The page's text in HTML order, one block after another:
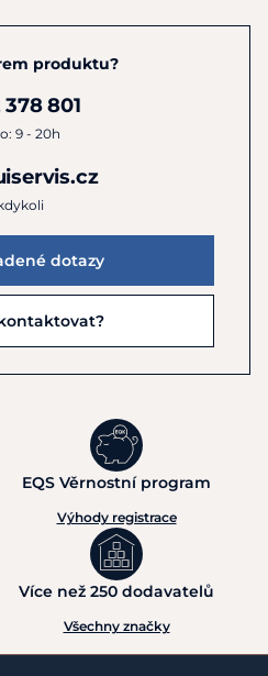
produktu?
801
9 - 20h
dotazy
EQS Věrnostní program
Výhody registrace
Více než 250 dodavatelů
Všechny značky